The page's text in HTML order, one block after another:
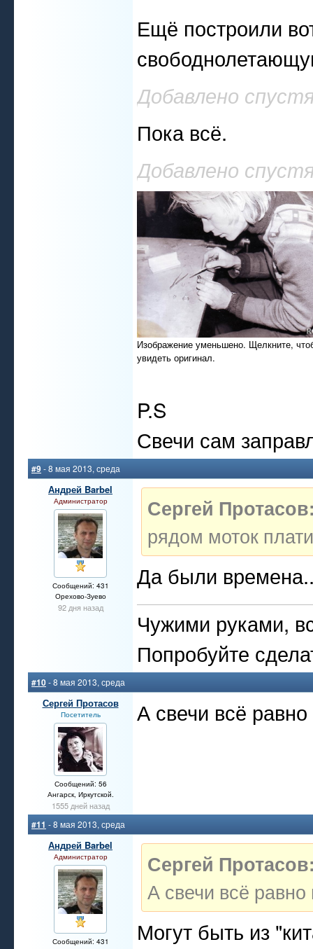
Ещё построили
Добавлено
Пока всё.
Добавлено
Изображение уменьшено. Щелкните,
увидеть оригинал.
P.S
Свечи сам
#9- 8 мая 2013, среда
Андрей Barbel
Администратор
Сообщений: 431
Орехово-Зуево
92 дня назад
Сергей
рядом моток
Да были
Чужими руками,
Попробуйте
#10- 8 мая 2013, среда
Сергей Протасов
Посетитель
Сообщений: 56
Ангарск, Иркутской.
1555 дней назад
А свечи всё
#11 - 8 мая 2013, среда
Андрей Barbel
Администратор
Сообщений: 431
Сергей
А свечи всё
Могут быть из